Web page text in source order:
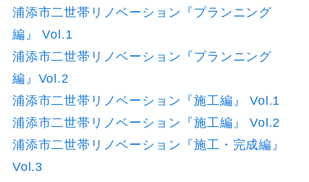
浦添市二世帯リノベーション『プランニング
編』 Vol.1
浦添市二世帯リノベーション『プランニング
編』Vol.2
浦添市二世帯リノベーション『施工編』 Vol.1
浦添市二世帯リノベーション『施工編』 Vol.2
浦添市二世帯リノベーション『施工・完成編』
Vol.3